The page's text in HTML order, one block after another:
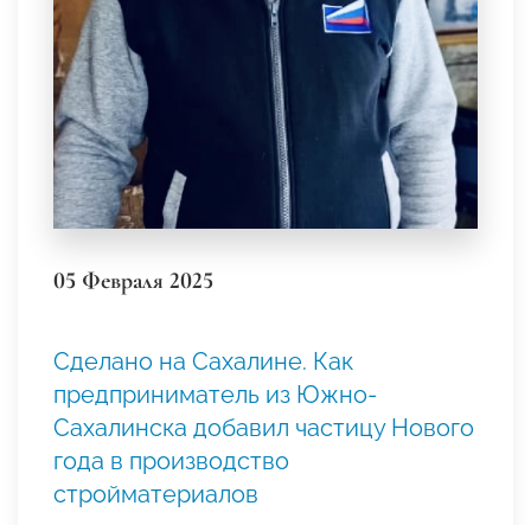
05 Февраля 2025
Сделано на Сахалине. Как
предприниматель из Южно-
Сахалинска добавил частицу Нового
года в производство
стройматериалов